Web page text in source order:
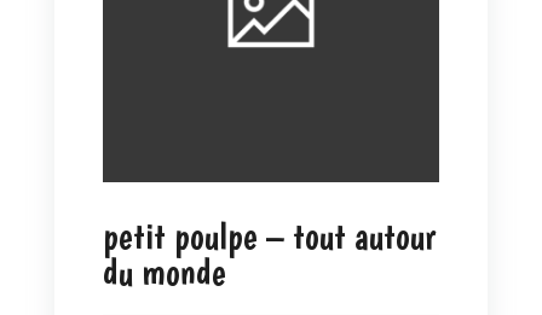
petit poulpe – tout autour
du monde